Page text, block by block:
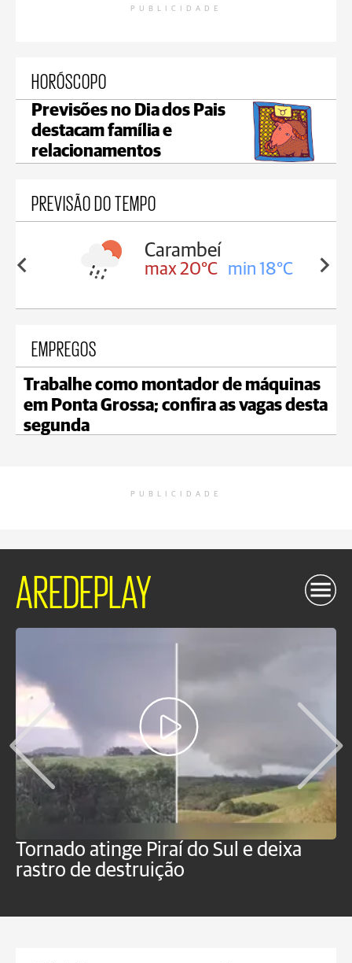
PUBLICIDADE
HORÓSCOPO
Previsões no Dia dos Pais
destacam família e
relacionamentos
PREVISÃO DO TEMPO
18°C
Carambeí
max 20°C min 18°C
EMPREGOS
Trabalhe como montador de máquinas
em Ponta Grossa; confira as vagas desta
segunda
PUBLICIDADE
AREDEPLAY
Tornado atinge Piraí do Sul e deixa
rastro de destruição